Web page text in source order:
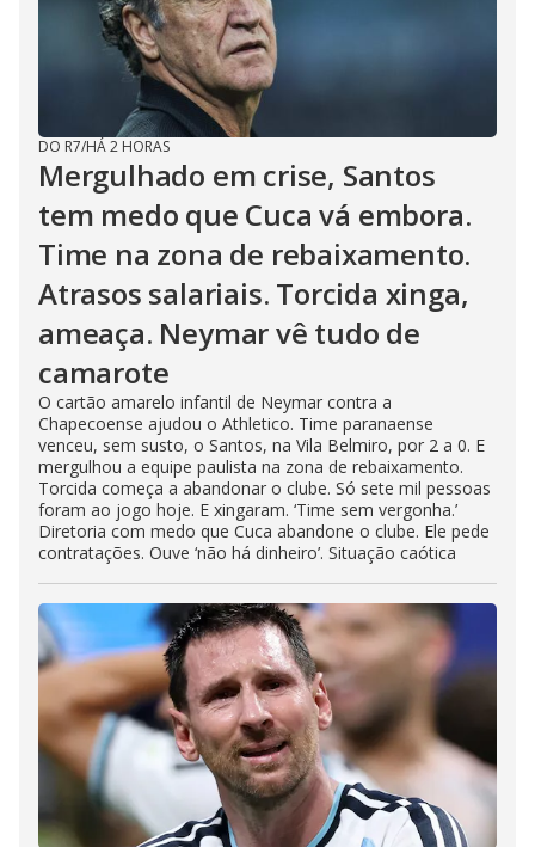
e
o
DO R7/HÁ 2 HORAS
Mergulhado em crise, Santos
tem medo que Cuca vá embora.
Time na zona de rebaixamento.
Atrasos salariais. Torcida xinga,
ameaça. Neymar vê tudo de
camarote
O cartão amarelo infantil de Neymar contra a
Chapecoense ajudou o Athletico. Time paranaense
venceu, sem susto, o Santos, na Vila Belmiro, por 2 a 0. E
mergulhou a equipe paulista na zona de rebaixamento.
Torcida começa a abandonar o clube. Só sete mil pessoas
foram ao jogo hoje. E xingaram. ‘Time sem vergonha.’
Diretoria com medo que Cuca abandone o clube. Ele pede
contratações. Ouve ‘não há dinheiro’. Situação caótica